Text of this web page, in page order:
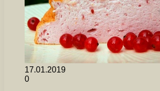
17.01.2019
0